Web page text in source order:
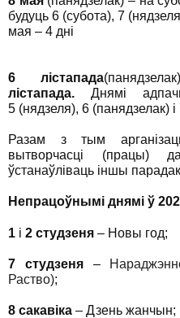
будуць 6 (субота), 7
мая – 4 дні
6 лістапада
лістапада. Днямі
5 (нядзеля), 6 (панядзелак)
Разам з тым
вытворчасці (працы)
ўстанаўліваць іншы
Непрацоўнымі днямі ў
1 і 2 студзеня – Новы год;
7 студзеня –
Раство);
8 сакавіка – Дзень жанчын;